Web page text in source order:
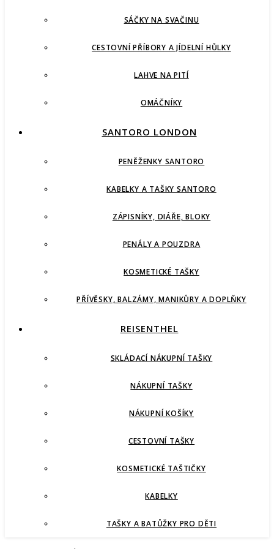
SÁČKY NA SVAČINU
CESTOVNÍ PŘÍBORY A JÍDELNÍ HŮLKY
LAHVE NA PITÍ
OMÁČNÍKY
SANTORO LONDON
PENĚŽENKY SANTORO
KABELKY A TAŠKY SANTORO
ZÁPISNÍKY, DIÁŘE, BLOKY
PENÁLY A POUZDRA
KOSMETICKÉ TAŠKY
PŘÍVĚSKY, BALZÁMY, MANIKŮRY A DOPLŇKY
REISENTHEL
SKLÁDACÍ NÁKUPNÍ TAŠKY
NÁKUPNÍ TAŠKY
NÁKUPNÍ KOŠÍKY
CESTOVNÍ TAŠKY
KOSMETICKÉ TAŠTIČKY
KABELKY
TAŠKY A BATŮŽKY PRO DĚTI